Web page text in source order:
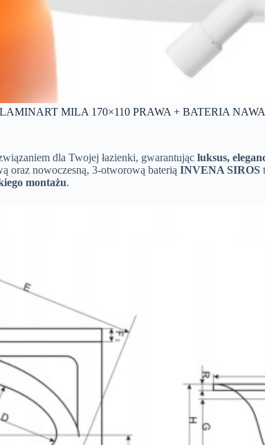
MILA 170×110 PRAWA + BATERIA
dla Twojej łazienki, gwarantując luksus,
oraz nowoczesną, 3-otworową baterią INVENA SIROS
montażu.